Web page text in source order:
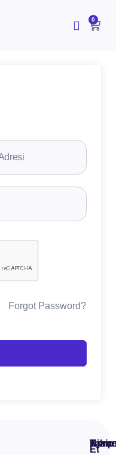
0
Forgot Password?
Takip
Et